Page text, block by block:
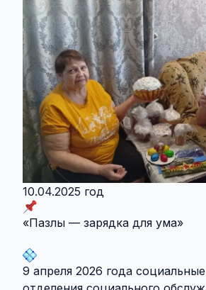
10.04.2025 год
«Пазлы — зарядка для ума»
9 апреля 2026 года